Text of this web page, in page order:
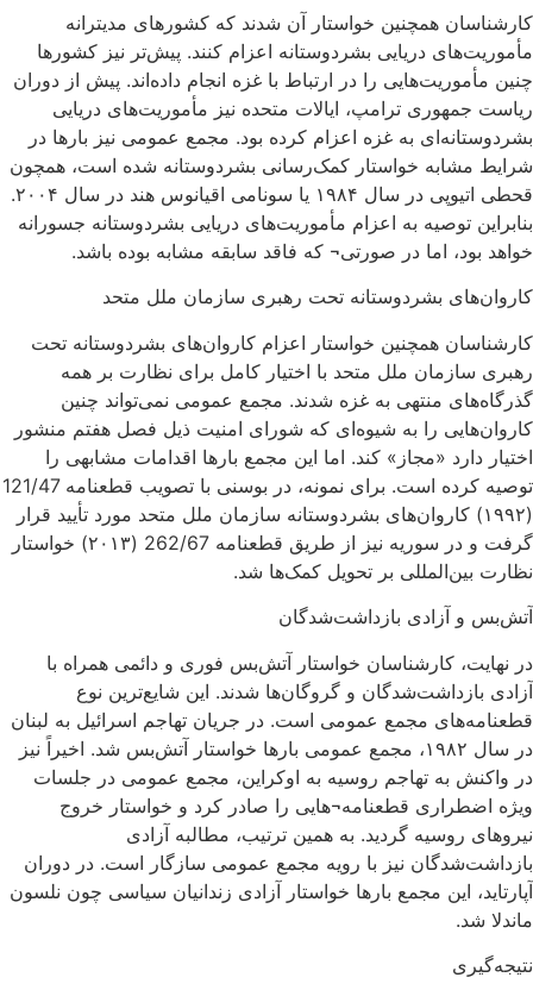
کارشناسان همچنین خواستار آن شدند که کشورهای مدیترانه
مأموریت‌های دریایی بشردوستانه اعزام کنند. پیش‌تر نیز کشورها
چنین مأموریت‌هایی را در ارتباط با غزه انجام داده‌اند. پیش از دوران
ریاست‌ جمهوری ترامپ، ایالات متحده نیز مأموریت‌های دریایی
بشردوستانه‌ای به غزه اعزام کرده بود. مجمع عمومی نیز بارها در
شرایط مشابه خواستار کمک‌رسانی بشردوستانه شده است، همچون
قحطی اتیوپی در سال ۱۹۸۴ یا سونامی اقیانوس هند در سال ۲۰۰۴.
بنابراین توصیه به اعزام مأموریت‌های دریایی بشردوستانه جسورانه
خواهد بود، اما در صورتی¬ که فاقد سابقه مشابه بوده باشد.
کاروان‌های بشردوستانه تحت رهبری سازمان ملل متحد
کارشناسان همچنین خواستار اعزام کاروان‌های بشردوستانه تحت
رهبری سازمان ملل متحد با اختیار کامل برای نظارت بر همه
گذرگاه‌های منتهی به غزه شدند. مجمع عمومی نمی‌تواند چنین
کاروان‌هایی را به شیوه‌ای که شورای امنیت ذیل فصل هفتم منشور
اختیار دارد «مجاز» کند. اما این مجمع بارها اقدامات مشابهی را
توصیه کرده است. برای نمونه، در بوسنی با تصویب قطعنامه 121/47
(۱۹۹۲) کاروان‌های بشردوستانه سازمان ملل متحد مورد تأیید قرار
گرفت و در سوریه نیز از طریق قطعنامه 262/67 (۲۰۱۳) خواستار
نظارت بین‌المللی بر تحویل کمک‌ها شد.
آتش‌بس و آزادی بازداشت‌شدگان
در نهایت، کارشناسان خواستار آتش‌بس فوری و دائمی همراه با
آزادی بازداشت‌شدگان و گروگان‌ها شدند. این شایع‌ترین نوع
قطعنامه‌های مجمع عمومی است. در جریان تهاجم اسرائیل به لبنان
در سال ۱۹۸۲، مجمع عمومی بارها خواستار آتش‌بس شد. اخیراً نیز
در واکنش به تهاجم روسیه به اوکراین، مجمع عمومی در جلسات
ویژه اضطراری قطعنامه¬هایی را صادر کرد و خواستار خروج
نیروهای روسیه گردید. به همین ترتیب، مطالبه آزادی
بازداشت‌شدگان نیز با رویه‌ مجمع عمومی سازگار است. در دوران
آپارتاید، این مجمع بارها خواستار آزادی زندانیان سیاسی چون نلسون
ماندلا شد.
نتیجه‌گیری